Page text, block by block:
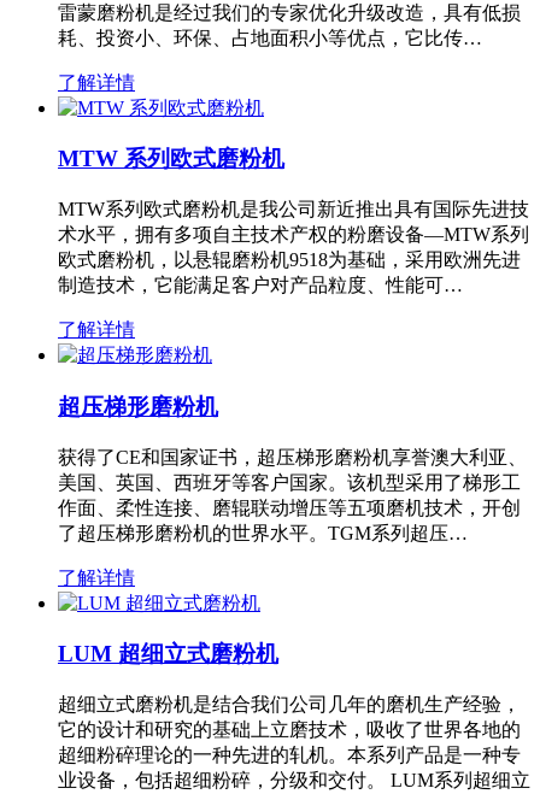
雷蒙磨粉机是经过我们的专家优化升级改造，具有低损
耗、投资小、环保、占地面积小等优点，它比传…
了解详情
MTW 系列欧式磨粉机
MTW系列欧式磨粉机是我公司新近推出具有国际先进技
术水平，拥有多项自主技术产权的粉磨设备—MTW系列
欧式磨粉机，以悬辊磨粉机9518为基础，采用欧洲先进
制造技术，它能满足客户对产品粒度、性能可…
了解详情
超压梯形磨粉机
获得了CE和国家证书，超压梯形磨粉机享誉澳大利亚、
美国、英国、西班牙等客户国家。该机型采用了梯形工
作面、柔性连接、磨辊联动增压等五项磨机技术，开创
了超压梯形磨粉机的世界水平。TGM系列超压…
了解详情
LUM 超细立式磨粉机
超细立式磨粉机是结合我们公司几年的磨机生产经验，
它的设计和研究的基础上立磨技术，吸收了世界各地的
超细粉碎理论的一种先进的轧机。本系列产品是一种专
业设备，包括超细粉碎，分级和交付。 LUM系列超细立